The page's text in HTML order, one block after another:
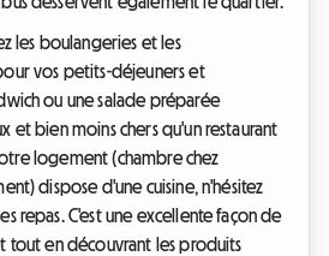
les boulangeries et les
vos petits-déjeuners et
ou une salade préparée
et bien moins chers qu'un restaurant
logement (chambre chez
dispose d'une cuisine, n'hésitez
repas. C'est une excellente façon de
en découvrant les produits